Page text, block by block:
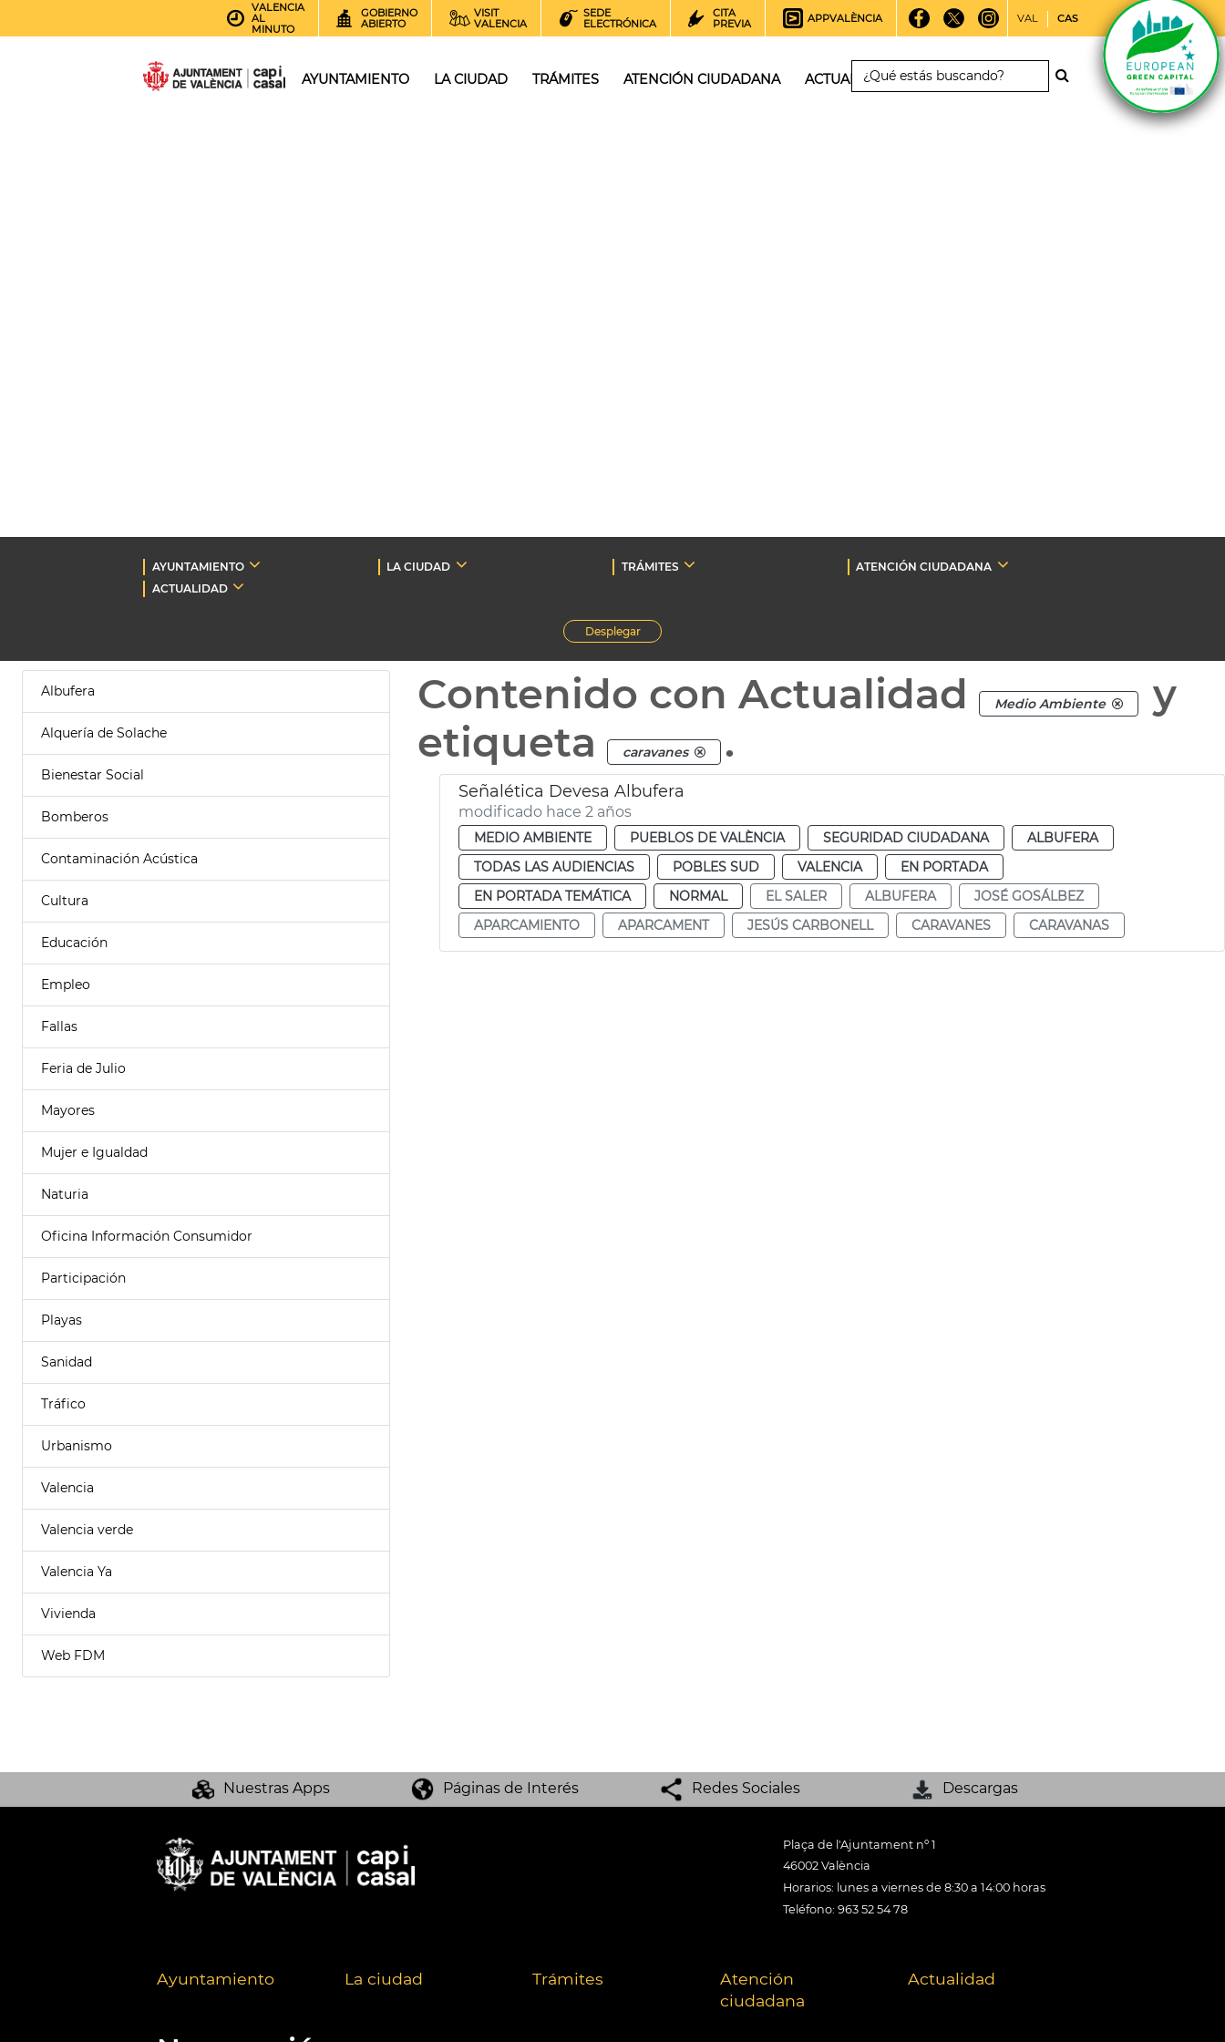
VALENCIA
AL
MINUTO
GOBIERNO
ABIERTO
VISIT
VALENCIA
SEDE
ELECTRÓNICA
CITA
PREVIA
APPVALÈNCIA VAL CAS
AYUNTAMIENTO LA CIUDAD TRÁMITES ATENCIÓN CIUDADANA ACTUALIDAD
AYUNTAMIENTO LA CIUDAD TRÁMITES
ATENCIÓN CIUDADANA
ACTUALIDAD
Desplegar
Albufera
Alquería de Solache
Bienestar Social
Bomberos
Contaminación Acústica
Cultura
Educación
Empleo
Fallas
Feria de Julio
Mayores
Mujer e Igualdad
Naturia
Oficina Información Consumidor
Participación
Playas
Sanidad
Tráfico
Urbanismo
Valencia
Valencia verde
Valencia Ya
Vivienda
Web FDM
Contenido con Actualidad Medio Ambiente
y
etiqueta
caravanes .
Señalética Devesa Albufera
modificado hace 2 años
MEDIO AMBIENTE PUEBLOS DE VALÈNCIA SEGURIDAD CIUDADANA
ALBUFERA
TODAS LAS AUDIENCIAS
POBLES SUD VALENCIA
EN PORTADA
EN PORTADA TEMÁTICA
NORMAL EL SALER ALBUFERA
JOSÉ GOSÁLBEZ
APARCAMIENTO
APARCAMENT JESÚS CARBONELL CARAVANES CARAVANAS
Nuestras Apps Páginas de Interés Redes Sociales Descargas
Plaça de l'Ajuntament nº 1
46002 València
Horarios: lunes a viernes de 8:30 a 14:00 horas
Teléfono: 963 52 54 78
Ayuntamiento La ciudad Trámites
Atención
ciudadana
Actualidad